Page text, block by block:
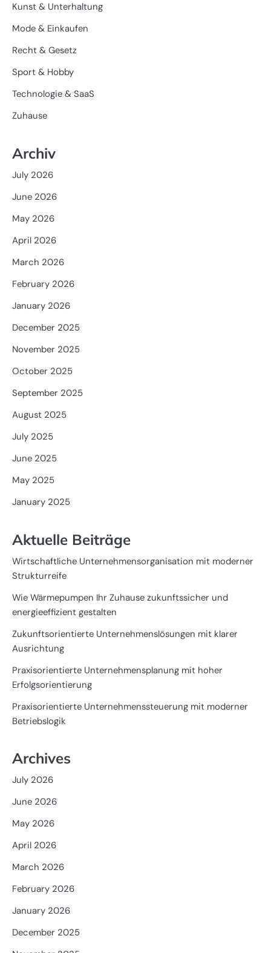
Kunst & Unterhaltung
Mode & Einkaufen
Recht & Gesetz
Sport & Hobby
Technologie & SaaS
Zuhause
Archiv
July 2026
June 2026
May 2026
April 2026
March 2026
February 2026
January 2026
December 2025
November 2025
October 2025
September 2025
August 2025
July 2025
June 2025
May 2025
January 2025
Aktuelle Beiträge
Wirtschaftliche Unternehmensorganisation mit moderner
Strukturreife
Wie Wärmepumpen Ihr Zuhause zukunftssicher und
energieeffizient gestalten
Zukunftsorientierte Unternehmenslösungen mit klarer
Ausrichtung
Praxisorientierte Unternehmensplanung mit hoher
Erfolgsorientierung
Praxisorientierte Unternehmenssteuerung mit moderner
Betriebslogik
Archives
July 2026
June 2026
May 2026
April 2026
March 2026
February 2026
January 2026
December 2025